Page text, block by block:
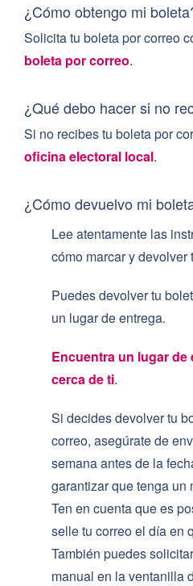
¿Cómo obtengo mi
Solicita tu boleta por correo
boleta por correo.
¿Qué debo hacer si no
Si no recibes tu boleta por
oficina electoral local.
¿Cómo devuelvo mi
Lee atentamente las
cómo marcar y devolver
Puedes devolver tu
un lugar de entrega.
Encuentra un lugar de
cerca de ti.
Si decides devolver tu
correo, asegúrate de
semana antes de la
garantizar que tenga un
Ten en cuenta que es
selle tu correo el día en
También puedes
manual en la ventanilla